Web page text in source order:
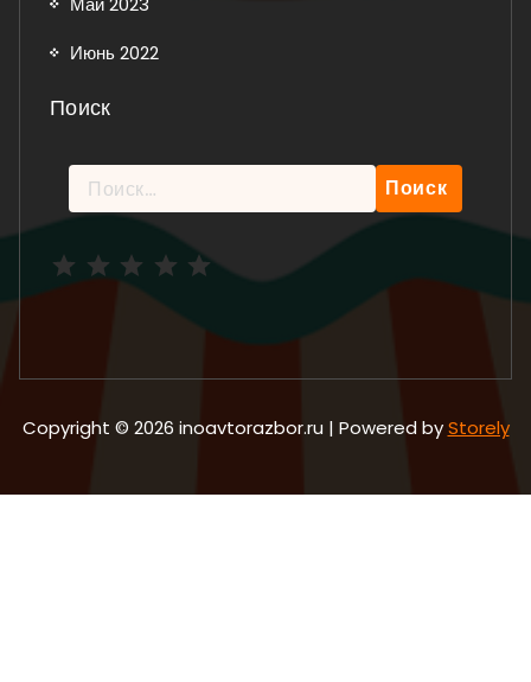
Июнь 2022
Поиск
Найти:
Copyright © 2026 inoavtorazbor.ru | Powered byStorely